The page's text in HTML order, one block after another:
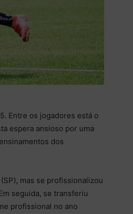
Entre os jogadores está o
espera ansioso por uma
dos
mas se profissionalizou
seguida, se transferiu
profissional no ano